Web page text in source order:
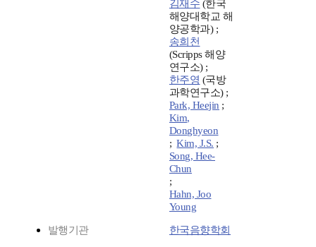
김재수 (한국
해양대학교 해
양공학과) ;
송희천
(Scripps 해양
연구소) ;
한주영 (국방
과학연구소) ;
Park, Heejin ;
Kim,
Donghyeon
;Kim, J.S. ;
Song, Hee-
Chun
;
Hahn, Joo
Young
발행기관 한국음향학회